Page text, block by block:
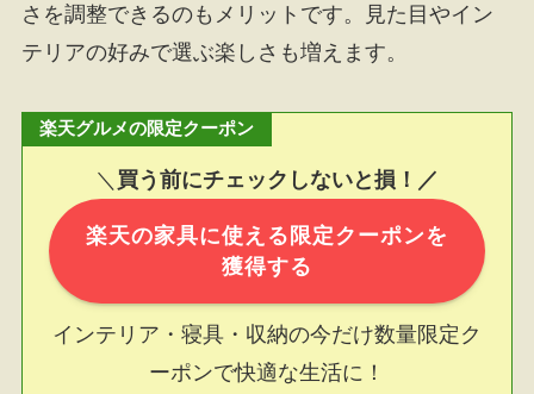
さを調整できるのもメリットです。見た目やイン
テリアの好みで選ぶ楽しさも増えます。
楽天グルメの限定クーポン
＼ 買う前にチェックしないと損！／
楽天の家具に使える限定クーポンを
獲得する
インテリア・寝具・収納の今だけ数量限定ク
ーポンで快適な生活に！